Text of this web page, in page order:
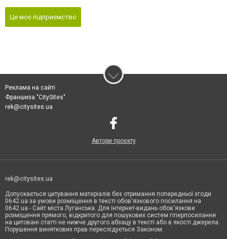
Це моє підприємство
Реклама на сайті
Франшиза "CitySites"
rek@citysites.ua
Автори проєкту
rek@citysites.ua
Допускається цитування матеріалів без отримання попередньої згоди
0642.ua за умови розміщення в тексті обов'язкового посилання на
0642.ua - Сайт міста Луганська. Для інтернет-видань обов'язкове
розміщення прямого, відкритого для пошукових систем гіперпосилання
на цитовані статті не нижче другого абзацу в тексті або в якості джерела.
Порушення виняткових прав переслідується Законом.